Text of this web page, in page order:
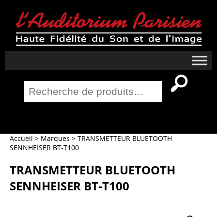
pour :
Accueil > Marques > TRANSMETTEUR BLUETOOTH
SENNHEISER BT-T100
TRANSMETTEUR BLUETOOTH
SENNHEISER BT-T100